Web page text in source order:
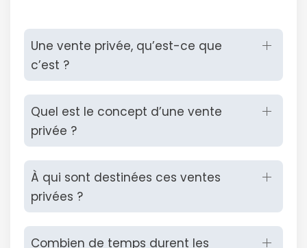
Une vente privée, qu’est-ce que
c’est ?
Quel est le concept d’une vente
privée ?
À qui sont destinées ces ventes
privées ?
Combien de temps durent les